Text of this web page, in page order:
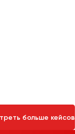
больше кейсов